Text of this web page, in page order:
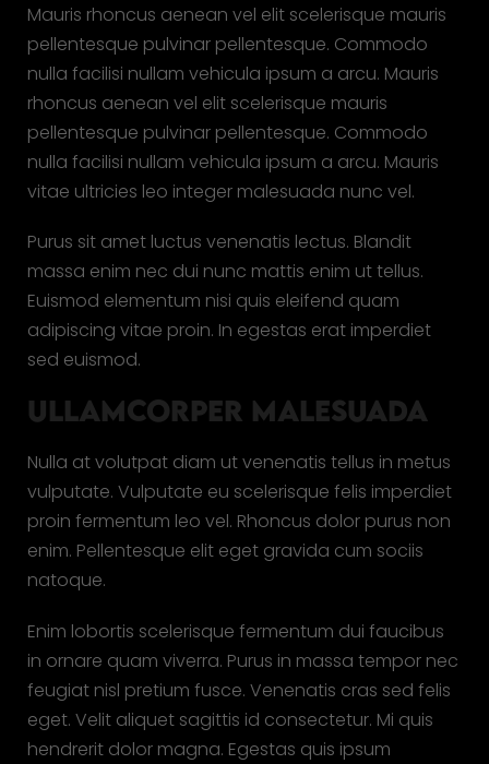
Mauris rhoncus aenean vel elit scelerisque mauris
pellentesque pulvinar pellentesque. Commodo
nulla facilisi nullam vehicula ipsum a arcu. Mauris
rhoncus aenean vel elit scelerisque mauris
pellentesque pulvinar pellentesque. Commodo
nulla facilisi nullam vehicula ipsum a arcu. Mauris
vitae ultricies leo integer malesuada nunc vel.
Purus sit amet luctus venenatis lectus. Blandit
massa enim nec dui nunc mattis enim ut tellus.
Euismod elementum nisi quis eleifend quam
adipiscing vitae proin. In egestas erat imperdiet
sed euismod.
ULLAMCORPER MALESUADA
Nulla at volutpat diam ut venenatis tellus in metus
vulputate. Vulputate eu scelerisque felis imperdiet
proin fermentum leo vel. Rhoncus dolor purus non
enim. Pellentesque elit eget gravida cum sociis
natoque.
Enim lobortis scelerisque fermentum dui faucibus
in ornare quam viverra. Purus in massa tempor nec
feugiat nisl pretium fusce. Venenatis cras sed felis
eget. Velit aliquet sagittis id consectetur. Mi quis
hendrerit dolor magna. Egestas quis ipsum